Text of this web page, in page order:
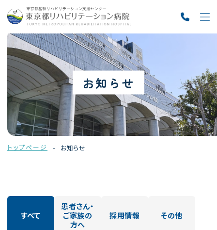
お知らせ
トップページ お知らせ
すべて
患者さん・
ご家族の
方へ
採用情報 その他